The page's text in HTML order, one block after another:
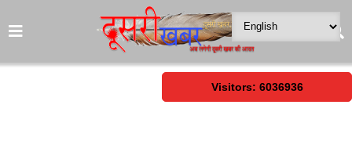
Visitors: 6036936